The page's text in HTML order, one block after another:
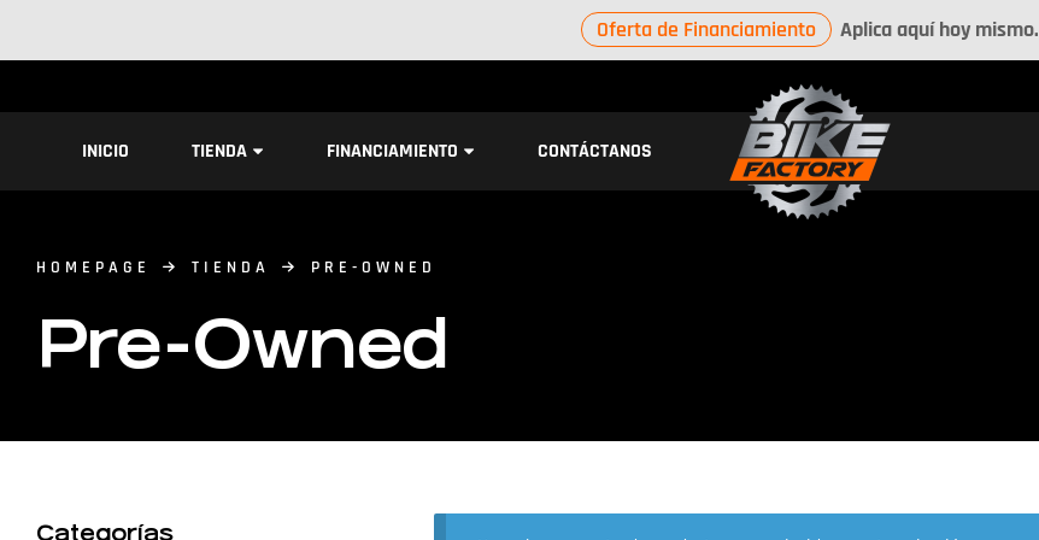
Oferta de Financiamiento Aplica aquí hoy mismo.
INICIO TIENDA FINANCIAMIENTO CONTÁCTANOS
HOMEPAGE TIENDA PRE-OWNED
Pre-Owned
Categorías